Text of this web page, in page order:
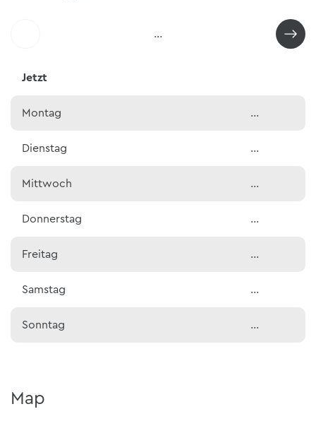
…
Jetzt
Montag …
Dienstag …
Mittwoch …
Donnerstag …
Freitag …
Samstag …
Sonntag …
Map